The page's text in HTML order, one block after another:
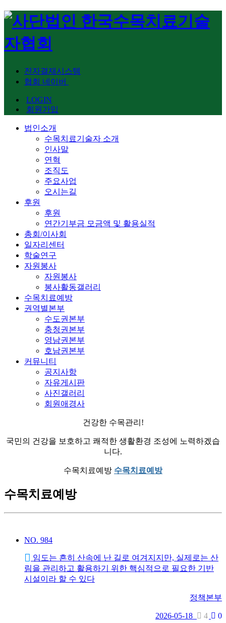
전자결재시스템
협회 네이버
LOGIN
회원가입
법인소개
수목치료기술자 소개
인사말
연혁
조직도
주요사업
오시는길
후원
후원
연간기부금 모금액 및 활용실적
총회/이사회
일자리센터
학술연구
자원봉사
자원봉사
봉사활동갤러리
수목치료예방
권역별본부
수도권본부
충청권본부
영남권본부
호남권본부
커뮤니티
공지사항
자유게시판
사진갤러리
회원애경사
건강한 수목관리!
국민의 건강을 보호하고 쾌적한 생활환경 조성에 노력하겠습
니다.
수목치료예방 수목치료예방
수목치료예방
NO. 984
임도는 흔히 산속에 난 길로 여겨지지만, 실제로는 산
림을 관리하고 활용하기 위한 핵심적으로 필요한 기반
시설이라 할 수 있다
정책본부
2026-05-18 4
0